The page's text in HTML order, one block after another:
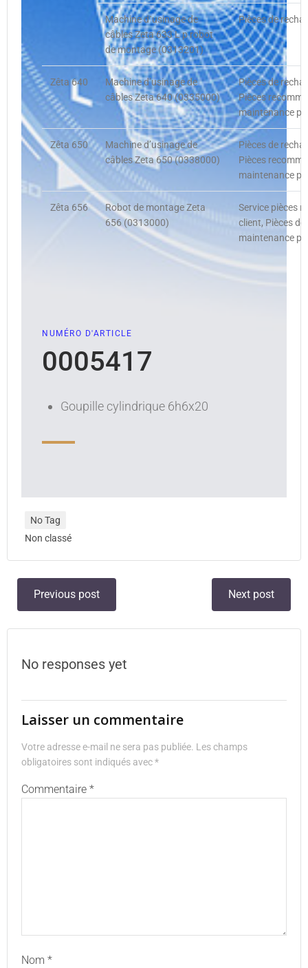
Machine d`usinage de
câbles Zeta 633 L p robot
de montage (0313201)
Pièces de
Zêta 640
Machine d’usinage de
câbles Zeta 640 (0335000)
Pièces de
Pièces
maintenance
Zêta 650
Machine d’usinage de
câbles Zeta 650 (0338000)
Pièces de
Pièces
maintenance
Zêta 656
Robot de montage Zeta
656 (0313000)
Service pièces
client, Pièces de
maintenance
NUMÉRO D'ARTICLE
0005417
Goupille cylindrique 6h6x20
No Tag
Non classé
Previous post Next post
No responses yet
Laisser un commentaire
Votre adresse e-mail ne sera pas publiée. Les champs
obligatoires sont indiqués avec*
Commentaire *
Nom *